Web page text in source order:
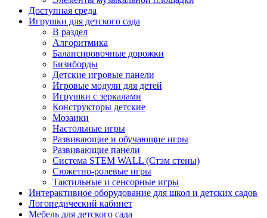
Доступная среда
Игрушки для детского сада
В раздел
Алгоритмика
Балансировочные дорожки
Бизиборды
Детские игровые панели
Игровые модули для детей
Игрушки с зеркалами
Конструкторы детские
Мозаики
Настольные игры
Развивающие и обучающие игры
Развивающие панели
Система STEM WALL (Cтэм стены)
Сюжетно-ролевые игры
Тактильные и сенсорные игры
Интерактивное оборудование для школ и детских садов
Логопедический кабинет
Мебель для детского сада